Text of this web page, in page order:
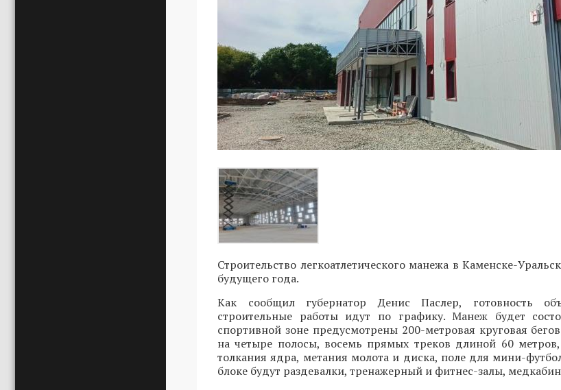
Строительство легкоатлетического манежа в Каменске-
будущего года.
Как сообщил губернатор Денис Паслер, готовность
строительные работы идут по графику. Манеж будет
спортивной зоне предусмотрены 200-метровая круговая
на четыре полосы, восемь прямых треков длиной 60
толкания ядра, метания молота и диска, поле для мини-
блоке будут раздевалки, тренажерный и фитнес-залы,